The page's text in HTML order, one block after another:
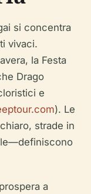
si concentra
vivaci.
la Festa
Drago
e
). Le
strade in
a